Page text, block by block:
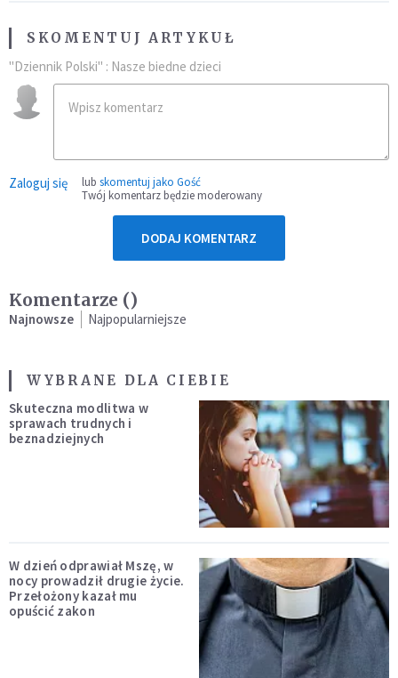
SKOMENTUJ ARTYKUŁ
"Dziennik Polski" : Nasze biedne dzieci
Zaloguj się lub skomentuj jako Gość
Twój komentarz będzie moderowany
DODAJ KOMENTARZ
Komentarze ()
Najnowsze Najpopularniejsze
WYBRANE DLA CIEBIE
Skuteczna modlitwa w
sprawach trudnych i
beznadziejnych
W dzień odprawiał Mszę, w
nocy prowadził drugie życie.
Przełożony kazał mu
opuścić zakon